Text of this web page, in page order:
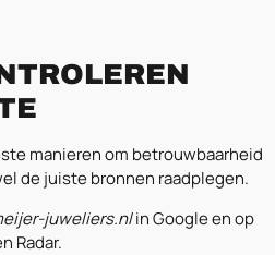
manieren om betrouwbaarheid
de juiste bronnen raadplegen.
juweliers.nlin Google en op
Radar.